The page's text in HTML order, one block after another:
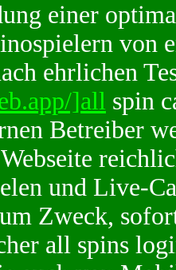
einer
von
ehrlichen
]all spin
Betreiber
und Live-
Zweck,
all spins